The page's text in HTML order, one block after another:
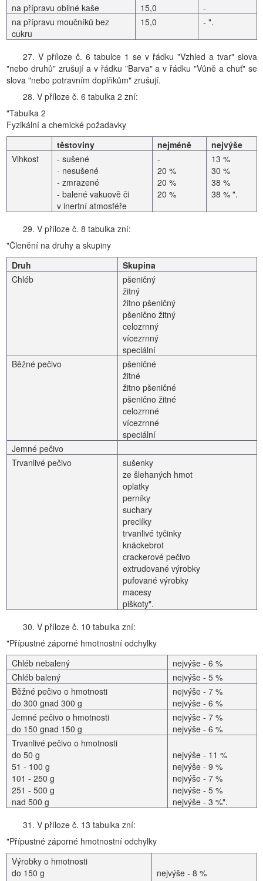
na přípravu obilné kaše 15,0
-
na přípravu moučníků bez
cukru
15,0 - ".
27. V příloze č. 6 tabulce 1 se v řádku "Vzhled a tvar" slova
"nebo druhů" zrušují a v řádku "Barva" a v řádku "Vůně a chuť" se
slova "nebo potravním doplňkům" zrušují.
28. V příloze č. 6 tabulka 2 zní:
"Tabulka 2
Fyzikální a chemické požadavky
těstoviny
nejméně
nejvýše
Vlhkost
- sušené
- nesušené
- zmrazené
- balené vakuově či
v inertní atmosféře
-
20 %
20 %
20 %
13 %
30 %
38 %
38 % ".
29. V příloze č. 8 tabulka zní:
"Členění na druhy a skupiny
Druh
Skupina
Chléb
pšeničný
žitný
žitno pšeničný
pšenično žitný
celozrnný
vícezrnný
speciální
Běžné pečivo
pšeničné
žitné
žitno pšeničné
pšenično žitné
celozrnné
vícezrnné
speciální
Jemné pečivo
Trvanlivé pečivo
sušenky
ze šlehaných hmot
oplatky
perníky
suchary
preclíky
trvanlivé tyčinky
knäckebrot
crackerové pečivo
extrudované výrobky
pufované výrobky
macesy
piškoty".
30. V příloze č. 10 tabulka zní:
"Přípustné záporné hmotnostní odchylky
Chléb nebalený
nejvýše - 6 %
Chléb balený
nejvýše - 5 %
Běžné pečivo o hmotnosti
do 300 gnad 300 g
nejvýše - 7 %
nejvýše - 6 %
Jemné pečivo o hmotnosti
do 150 gnad 150 g
nejvýše - 7 %
nejvýše - 6 %
Trvanlivé pečivo o hmotnosti
do 50 g
51 - 100 g
101 - 250 g
251 - 500 g
nad 500 g
nejvýše - 11 %
nejvýše - 9 %
nejvýše - 7 %
nejvýše - 5 %
nejvýše - 3 %".
31. V příloze č. 13 tabulka zní:
"Přípustné záporné hmotnostní odchylky
Výrobky o hmotnosti
do 150 g
nejvýše - 8 %